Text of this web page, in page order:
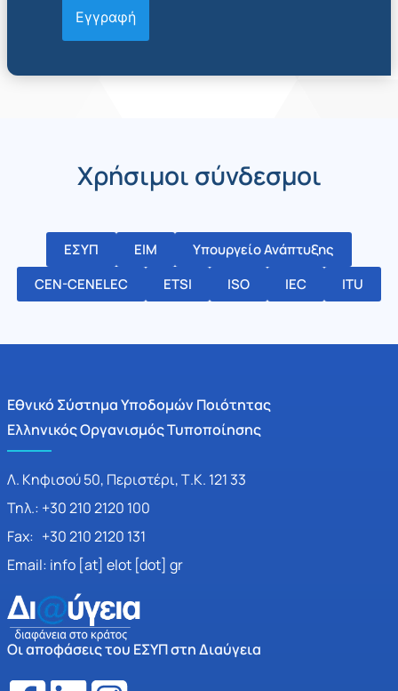
Χρήσιμοι σύνδεσμοι
ΕΣΥΠ ΕΙΜ
Υπουργείο Ανάπτυξης
CEN-CENELEC
ETSI ISO IEC ITU
Εθνικό Σύστημα Υποδομών Ποιότητας
Ελληνικός Οργανισμός Τυποποίησης
Λ. Κηφισού 50, Περιστέρι, Τ.Κ. 121 33
Τηλ.: +30 210 2120 100
Fax: +30 210 2120 131
Email: info [at] elot [dot] gr
Οι αποφάσεις του ΕΣΥΠ στη Διαύγεια